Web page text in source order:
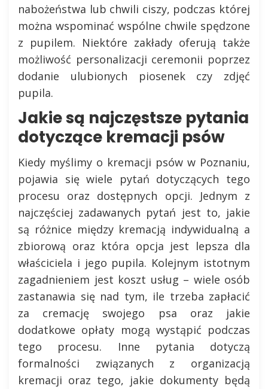
nabożeństwa lub chwili ciszy, podczas której
można wspominać wspólne chwile spędzone
z pupilem. Niektóre zakłady oferują także
możliwość personalizacji ceremonii poprzez
dodanie ulubionych piosenek czy zdjęć
pupila.
Jakie są najczęstsze pytania
dotyczące kremacji psów
Kiedy myślimy o kremacji psów w Poznaniu,
pojawia się wiele pytań dotyczących tego
procesu oraz dostępnych opcji. Jednym z
najczęściej zadawanych pytań jest to, jakie
są różnice między kremacją indywidualną a
zbiorową oraz która opcja jest lepsza dla
właściciela i jego pupila. Kolejnym istotnym
zagadnieniem jest koszt usług – wiele osób
zastanawia się nad tym, ile trzeba zapłacić
za cremację swojego psa oraz jakie
dodatkowe opłaty mogą wystąpić podczas
tego procesu. Inne pytania dotyczą
formalności związanych z organizacją
kremacji oraz tego, jakie dokumenty będą